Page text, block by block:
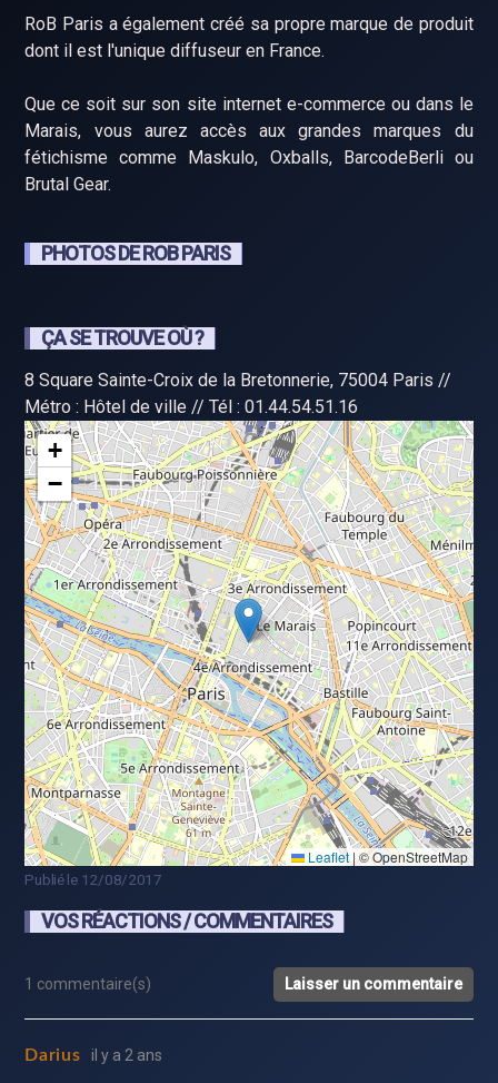
RoB Paris a également créé sa propre marque de produit
dont il est l'unique diffuseur en France.
Que ce soit sur son site internet e-commerce ou dans le
Marais, vous aurez accès aux grandes marques du
fétichisme comme Maskulo, Oxballs, BarcodeBerli ou
Brutal Gear.
PHOTOS DE ROB PARIS
ÇA SE TROUVE OÙ ?
8 Square Sainte-Croix de la Bretonnerie, 75004 Paris //
Métro : Hôtel de ville // Tél : 01.44.54.51.16
+
−
Leaflet |© OpenStreetMap
Publié le 12/08/2017
VOS RÉACTIONS / COMMENTAIRES
1 commentaire(s) Laisser un commentaire
Darius il y a 2 ans